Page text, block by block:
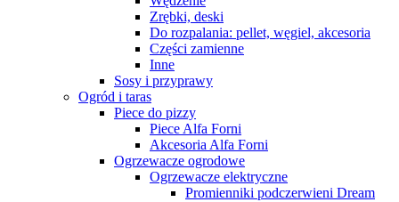
Zrębki, deski
Do rozpalania: pellet, węgiel, akcesoria
Części zamienne
Inne
Sosy i przyprawy
Ogród i taras
Piece do pizzy
Piece Alfa Forni
Akcesoria Alfa Forni
Ogrzewacze ogrodowe
Ogrzewacze elektryczne
Promienniki podczerwieni Dream